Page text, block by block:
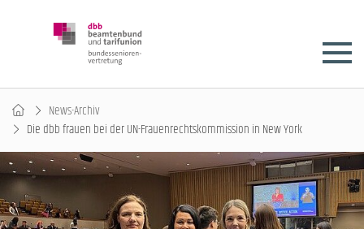
News-Archiv
Die dbb frauen bei der UN-Frauenrechtskommission in New York